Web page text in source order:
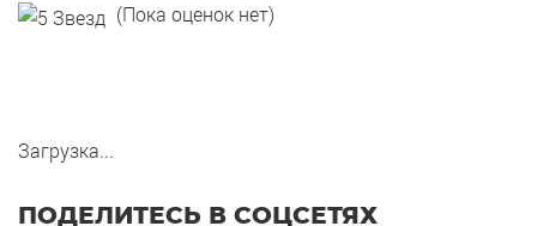
(Пока оценок нет)
Загрузка...
ПОДЕЛИТЕСЬ В СОЦСЕТЯХ